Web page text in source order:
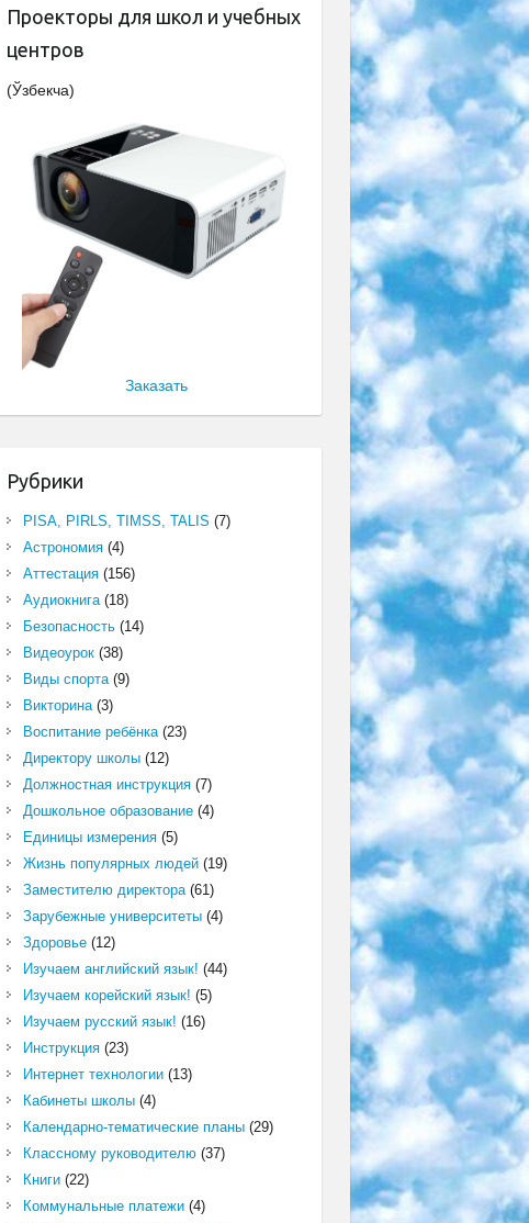
Проекторы для школ и учебных
центров
(Ўзбекча)
Заказать
Рубрики
PISA, PIRLS, TIMSS, TALIS (7)
Астрономия(4)
Аттестация(156)
Аудиокнига(18)
Безопасность(14)
Видеоурок(38)
Виды спорта(9)
Викторина(3)
Воспитание ребёнка(23)
Директору школы(12)
Должностная инструкция(7)
Дошкольное образование(4)
Единицы измерения(5)
Жизнь популярных людей(19)
Заместителю директора(61)
Зарубежные университеты(4)
Здоровье(12)
Изучаем английский язык! (44)
Изучаем корейский язык! (5)
Изучаем русский язык! (16)
Инструкция(23)
Интернет технологии(13)
Кабинеты школы(4)
Календарно-тематические планы(29)
Классному руководителю(37)
Книги(22)
Коммунальные платежи(4)